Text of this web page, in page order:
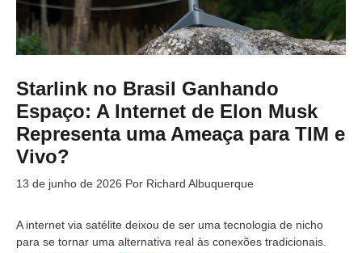
Starlink no Brasil Ganhando
Espaço: A Internet de Elon Musk
Representa uma Ameaça para TIM e
Vivo?
13 de junho de 2026 Por Richard Albuquerque
A internet via satélite deixou de ser uma tecnologia de nicho
para se tornar uma alternativa real às conexões tradicionais.